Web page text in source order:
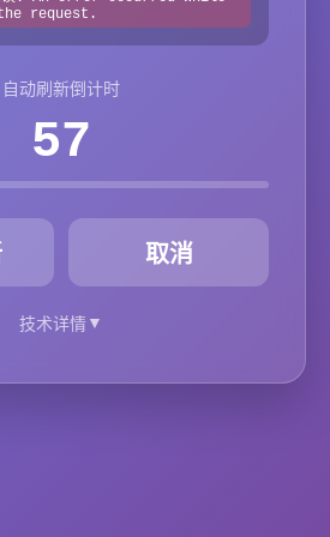
request.
自动刷新倒计时
57
取消
技术详情▼